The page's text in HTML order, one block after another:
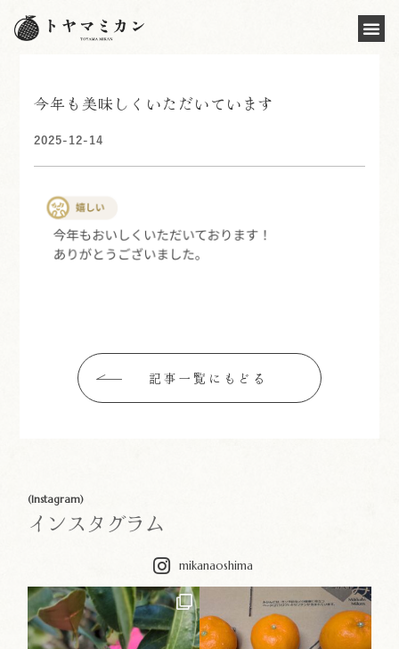
今年も美味しくいただいています
2025-12-14
記事一覧にもどる
(Instagram)
インスタグラム
mikanaoshima